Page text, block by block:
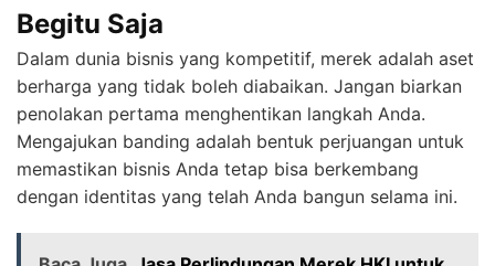
Begitu Saja
Dalam dunia bisnis yang kompetitif, merek adalah aset
berharga yang tidak boleh diabaikan. Jangan biarkan
penolakan pertama menghentikan langkah Anda.
Mengajukan banding adalah bentuk perjuangan untuk
memastikan bisnis Anda tetap bisa berkembang
dengan identitas yang telah Anda bangun selama ini.